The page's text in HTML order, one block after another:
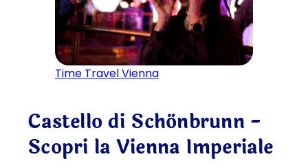
Time Travel Vienna
Castello di Schönbrunn -
Scopri la Vienna Imperiale